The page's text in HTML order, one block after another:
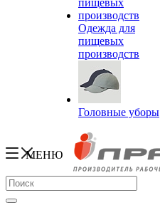
Одежда для
пищевых
производств
Головные уборы
МЕНЮ